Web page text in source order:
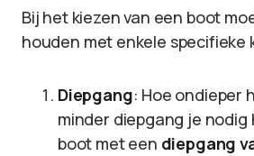
Bij het kiezen van een boot
houden met enkele specifieke
Diepgang: Hoe ondieper
minder diepgang je nodig
boot met een diepgang